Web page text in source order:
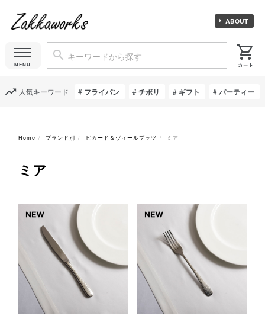
ABOUT
人気キーワード フライパン チボリ ギフト パーティー
Home ブランド別 ピカード＆ヴィールプッツ ミア
ミア